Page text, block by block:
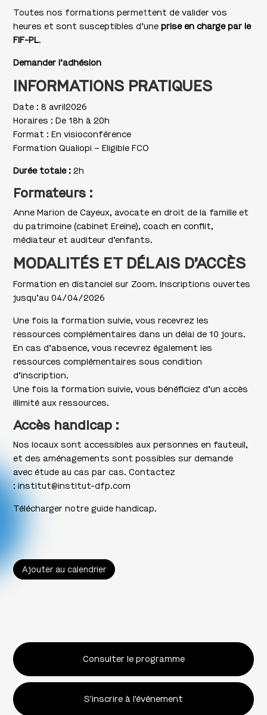
Toutes nos formations permettent de valider vos
heures et sont susceptibles d’une prise en charge par le
FIF-PL.
Demander l’adhésion
INFORMATIONS PRATIQUES
Date : 8 avril2026
Horaires : De 18h à 20h
Format : En visioconférence
Formation Qualiopi – Eligible FCO
Durée totale :2h
Formateurs :
Anne Marion de Cayeux, avocate en droit de la famille et
du patrimoine (cabinet Ereine), coach en conflit,
médiateur et auditeur d’enfants.
MODALITÉS ET DÉLAIS D’ACCÈS
Formation en distanciel sur Zoom. Inscriptions ouvertes
jusqu’au 04/04/2026
Une fois la formation suivie, vous recevrez les
ressources complémentaires dans un délai de 10 jours.
En cas d’absence, vous recevrez également les
ressources complémentaires sous condition
d’inscription.
Une fois la formation suivie, vous bénéficiez d’un accès
illimité aux ressources.
Accès handicap :
Nos locaux sont accessibles aux personnes en fauteuil,
et des aménagements sont possibles sur demande
avec étude au cas par cas. Contactez
:institut@institut-dfp.com
Télécharger notre guide handicap.
Ajouter au calendrier
Consulter le programme
S'inscrire à l'événement